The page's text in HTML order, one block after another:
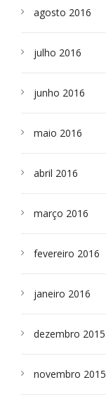
agosto 2016
julho 2016
junho 2016
maio 2016
abril 2016
março 2016
fevereiro 2016
janeiro 2016
dezembro 2015
novembro 2015